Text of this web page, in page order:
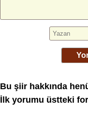
Bu şiir hakkında
İlk yorumu üstteki